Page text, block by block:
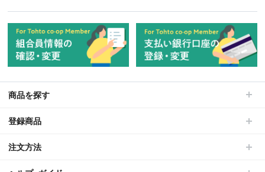
商品を探す
登録商品
注文方法